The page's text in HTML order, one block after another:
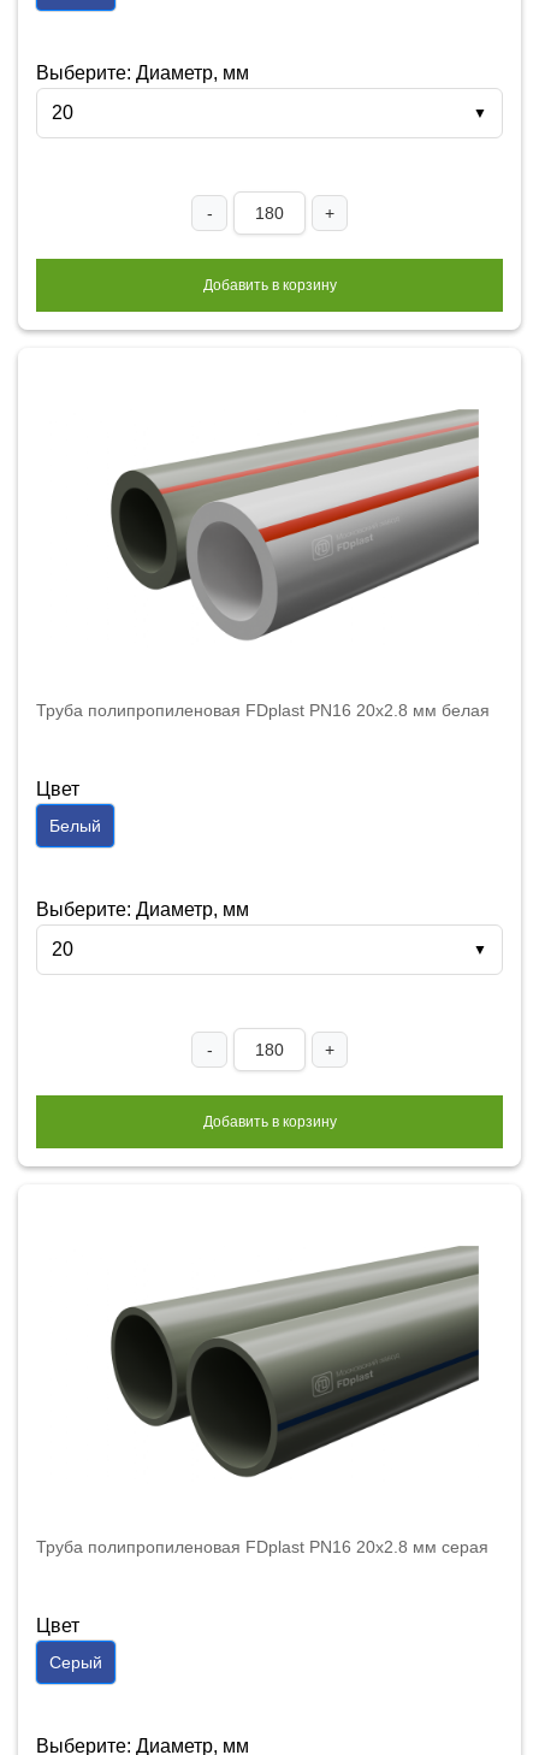
Выберите: Диаметр, мм
20
▼
- +
Добавить в корзину
Труба полипропиленовая FDplast PN16 20x2.8 мм белая
Цвет
Белый
Выберите: Диаметр, мм
20
▼
- +
Добавить в корзину
Труба полипропиленовая FDplast PN16 20x2.8 мм серая
Цвет
Серый
Выберите: Диаметр, мм